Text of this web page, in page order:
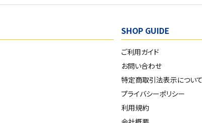
SHOP GUIDE
ご利用ガイド
お問い合わせ
特定商取引法表示について
プライバシーポリシー
利用規約